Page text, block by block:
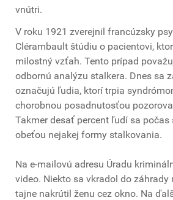
vnútri.
V roku 1921 zverejnil francúzsky
Clérambault štúdiu o pacientovi,
milostný vzťah. Tento prípad
odbornú analýzu stalkera. Dnes sa
označujú ľudia, ktorí trpia
chorobnou posadnutosťou
Takmer desať percent ľudí sa
obeťou nejakej formy stalkovania.
Na e-mailovú adresu Úradu
video. Niekto sa vkradol do záhrady
tajne nakrútil ženu cez okno. Na